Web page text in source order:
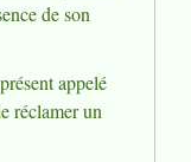
de son
appelé
réclamer un